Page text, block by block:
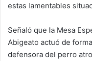
estas lamentables
Señaló que la Mesa
Abigeato actuó de
defensora del perro